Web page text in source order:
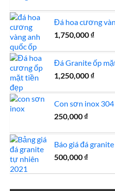
Đá hoa cương
1,750,000 ₫
Đá Granite ốp
1,250,000 ₫
Con sơn inox
250,000 ₫
Báo giá đá
500,000 ₫